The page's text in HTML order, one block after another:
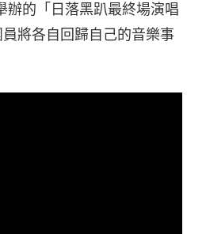
辦的「日落黑趴最終場演唱
將各自回歸自己的音樂事